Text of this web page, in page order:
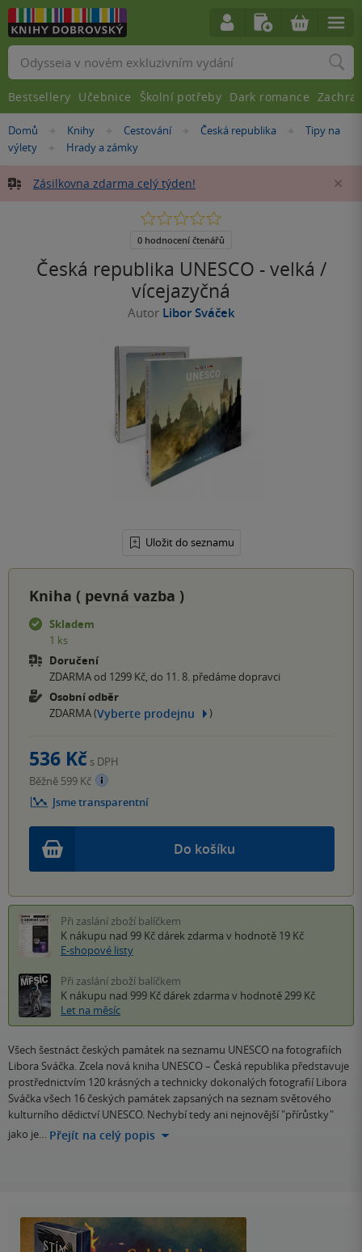
Nacházíte
se
Domů »Knihy »Cestování »
Česká republika »
Tipy na
výlety
»Hrady a zámky
Zásilkovna zdarma celý týden!
Česká republika UNESCO - velká /
vícejazyčná
Autor Libor Sváček
Uložit do seznamu
0.0
5
0 hodnocení čtenářů
Kniha ( pevná vazba )
Skladem
1 ks
Doručení
ZDARMA od 1299 Kč, do 11. 8. předáme dopravci
Osobní odběr
ZDARMA (Vyberte prodejnu )
Do košíku
536 Kč s DPH
Běžně 599 Kč
Jsme transparentní
Při zaslání zboží balíčkem
K nákupu nad 99 Kč dárek zdarma v hodnotě 19 Kč
E-shopové listy
Při zaslání zboží balíčkem
K nákupu nad 999 Kč dárek zdarma v hodnotě 299 Kč
Let na měsíc
Všech šestnáct českých památek na seznamu UNESCO na fotografiích
Libora Sváčka. Zcela nová kniha UNESCO – Česká republika představuje
prostřednictvím 120 krásných a technicky dokonalých fotografií Libora
Sváčka všech 16 českých památek zapsaných na seznam světového
kulturního dědictví UNESCO. Nechybí tedy ani nejnovější "přírůstky"
jako je… Přejít na celý popis
Vyhledávání
Bestsellery Učebnice Školní potřeby Dark romance